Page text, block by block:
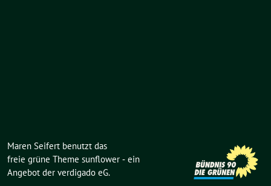
Maren Seifert benutzt das
freie grüne Theme sunflower ‐ ein
Angebot der verdigado eG.